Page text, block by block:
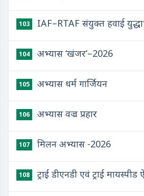
103 IAF–RTAF संयुक्त हवाई
104 अभ्यास ‘खंजर’–2026
105 अभ्यास धर्म गार्जियन
106 अभ्यास वज्र प्रहार
107 मिलन अभ्यास -2026
108 ट्राई डीएनडी एवं ट्राई मायस्पीड